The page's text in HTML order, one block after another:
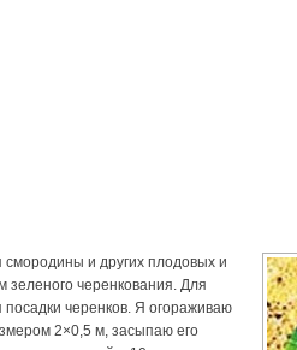
и других плодовых и
зеленого черенкования. Для
посадки черенков. Я огораживаю
2×0,5 м, засыпаю его